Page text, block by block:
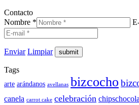
Contacto
Nombre *
Enviar Limpiar
Tags
arte arándanos avellanas bizcocho
canela carrot cake celebración